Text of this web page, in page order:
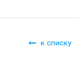
к списку